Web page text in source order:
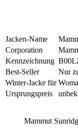
Jacken-Name
Corporation
Kennzeichnung
Best-Seller
Nur
Winter-Jacke für
Ursprungspreis
Mammut